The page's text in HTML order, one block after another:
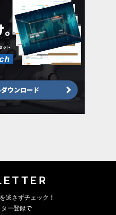
逃さずチェック！
ー登録で